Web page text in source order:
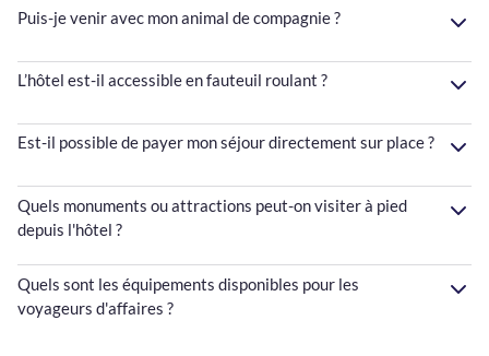
Puis-je venir avec mon animal de compagnie ?
L’hôtel est-il accessible en fauteuil roulant ?
Est-il possible de payer mon séjour directement sur place ?
Quels monuments ou attractions peut-on visiter à pied
depuis l'hôtel ?
Quels sont les équipements disponibles pour les
voyageurs d'affaires ?